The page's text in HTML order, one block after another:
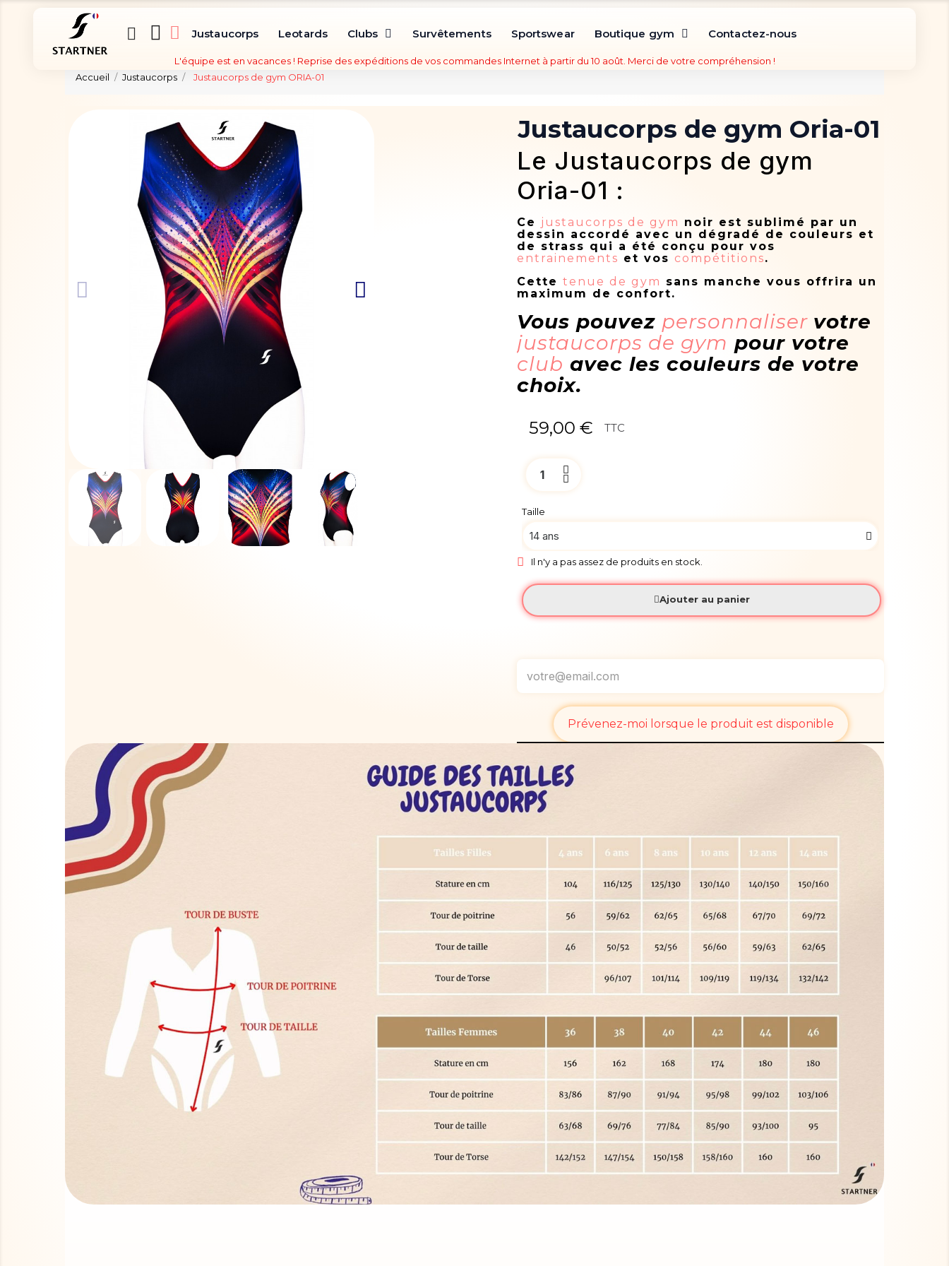
Justaucorps Leotards Clubs Survêtements Sportswear Boutique gym Contactez-nous
L'équipe est en vacances ! Reprise des expéditions de vos commandes Internet à partir du 10 août. Merci de votre compréhension !
Accueil
Justaucorps Justaucorps de gym ORIA-01
Justaucorps de gym Oria-01
Le Justaucorps de gym
Oria-01 :
Ce justaucorps de gym noir est sublimé par un
dessin accordé avec un dégradé de couleurs et
de strass qui a été conçu pour vos
entrainements et vos compétitions.
Cette tenue de gym sans manche vous offrira un
maximum de confort.
Vous pouvez personnaliser votre
justaucorps de gym pour votre
club avec les couleurs de votre
choix.
59,00 € TTC
Taille
Il n'y a pas assez de produits en stock.
Ajouter au panier
Prévenez-moi lorsque le produit est disponible